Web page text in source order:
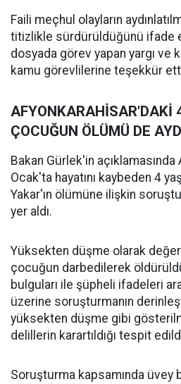
Faili meçhul olayların
titizlikle sürdürüldüğünü ifade
dosyada görev yapan yargı ve
kamu görevlilerine teşekkür
AFYONKARAHİSAR'DAKİ
ÇOCUĞUN ÖLÜMÜ DE
Bakan Gürlek'in
Ocak'ta hayatını kaybeden 4
Yakar'ın ölümüne ilişkin
yer aldı.
Yüksekten düşme olarak
çocuğun darbedilerek
bulguları ile şüpheli ifadeleri
üzerine soruşturmanın
yüksekten düşme gibi
delillerin karartıldığı tespit
Soruşturma kapsamında üvey